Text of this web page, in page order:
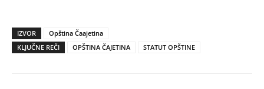
IZVOR
Opština Čaajetina
KLJUČNE REČI
OPŠTINA ČAJETINA STATUT OPŠTINE